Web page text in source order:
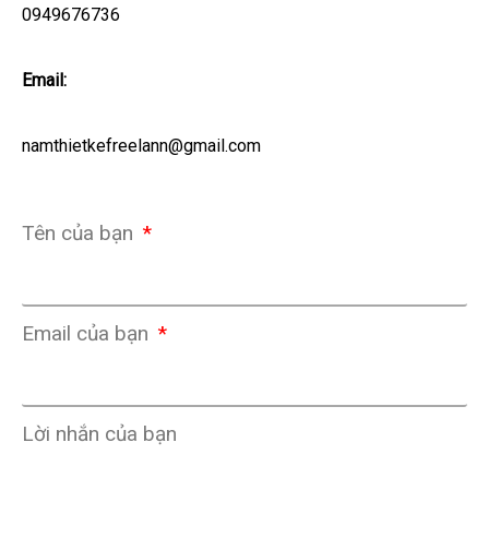
0949676736
Email:
namthietkefreelann@gmail.com
Tên của bạn
Email của bạn
Lời nhắn của bạn